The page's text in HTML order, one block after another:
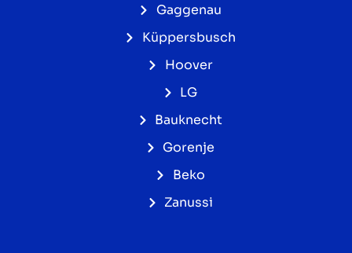
Gaggenau
Küppersbusch
Hoover
LG
Bauknecht
Gorenje
Beko
Zanussi